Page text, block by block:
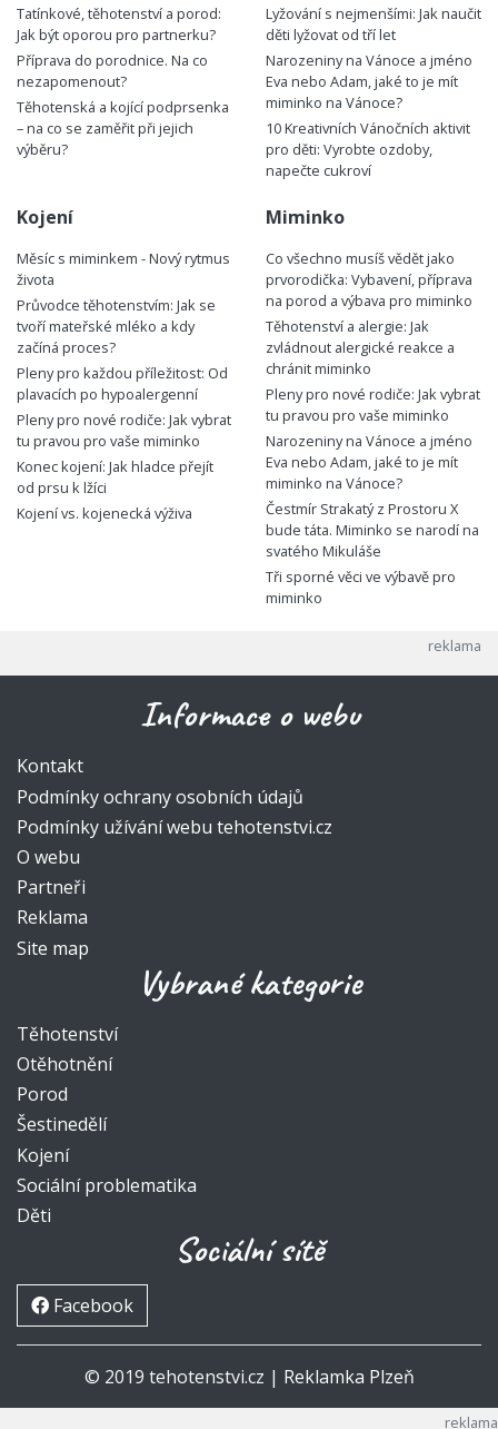
Tatínkové, těhotenství a porod:
Jak být oporou pro partnerku?
Příprava do porodnice. Na co
nezapomenout?
Těhotenská a kojící podprsenka
– na co se zaměřit při jejich
výběru?
Lyžování s nejmenšími: Jak naučit
děti lyžovat od tří let
Narozeniny na Vánoce a jméno
Eva nebo Adam, jaké to je mít
miminko na Vánoce?
10 Kreativních Vánočních aktivit
pro děti: Vyrobte ozdoby,
napečte cukroví
Kojení
Měsíc s miminkem - Nový rytmus
života
Průvodce těhotenstvím: Jak se
tvoří mateřské mléko a kdy
začíná proces?
Pleny pro každou příležitost: Od
plavacích po hypoalergenní
Pleny pro nové rodiče: Jak vybrat
tu pravou pro vaše miminko
Konec kojení: Jak hladce přejít
od prsu k lžíci
Kojení vs. kojenecká výživa
Miminko
Co všechno musíš vědět jako
prvorodička: Vybavení, příprava
na porod a výbava pro miminko
Těhotenství a alergie: Jak
zvládnout alergické reakce a
chránit miminko
Pleny pro nové rodiče: Jak vybrat
tu pravou pro vaše miminko
Narozeniny na Vánoce a jméno
Eva nebo Adam, jaké to je mít
miminko na Vánoce?
Čestmír Strakatý z Prostoru X
bude táta. Miminko se narodí na
svatého Mikuláše
Tři sporné věci ve výbavě pro
miminko
Informace o webu
Kontakt
Podmínky ochrany osobních údajů
Podmínky užívání webu tehotenstvi.cz
O webu
Partneři
Reklama
Site map
Vybrané kategorie
Těhotenství
Otěhotnění
Porod
Šestinedělí
Kojení
Sociální problematika
Děti
Sociální sítě
Facebook
© 2019 tehotenstvi.cz | Reklamka Plzeň